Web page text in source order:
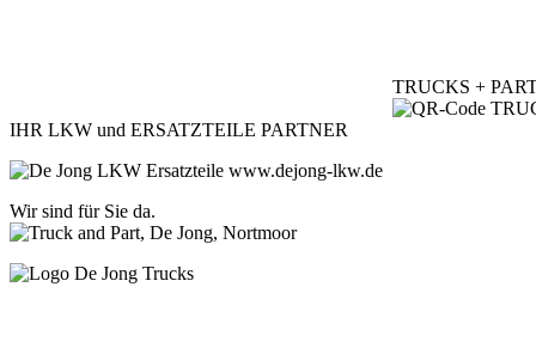
TRUCKS +
IHR LKW und ERSATZTEILE PARTNER
Wir sind für Sie da.